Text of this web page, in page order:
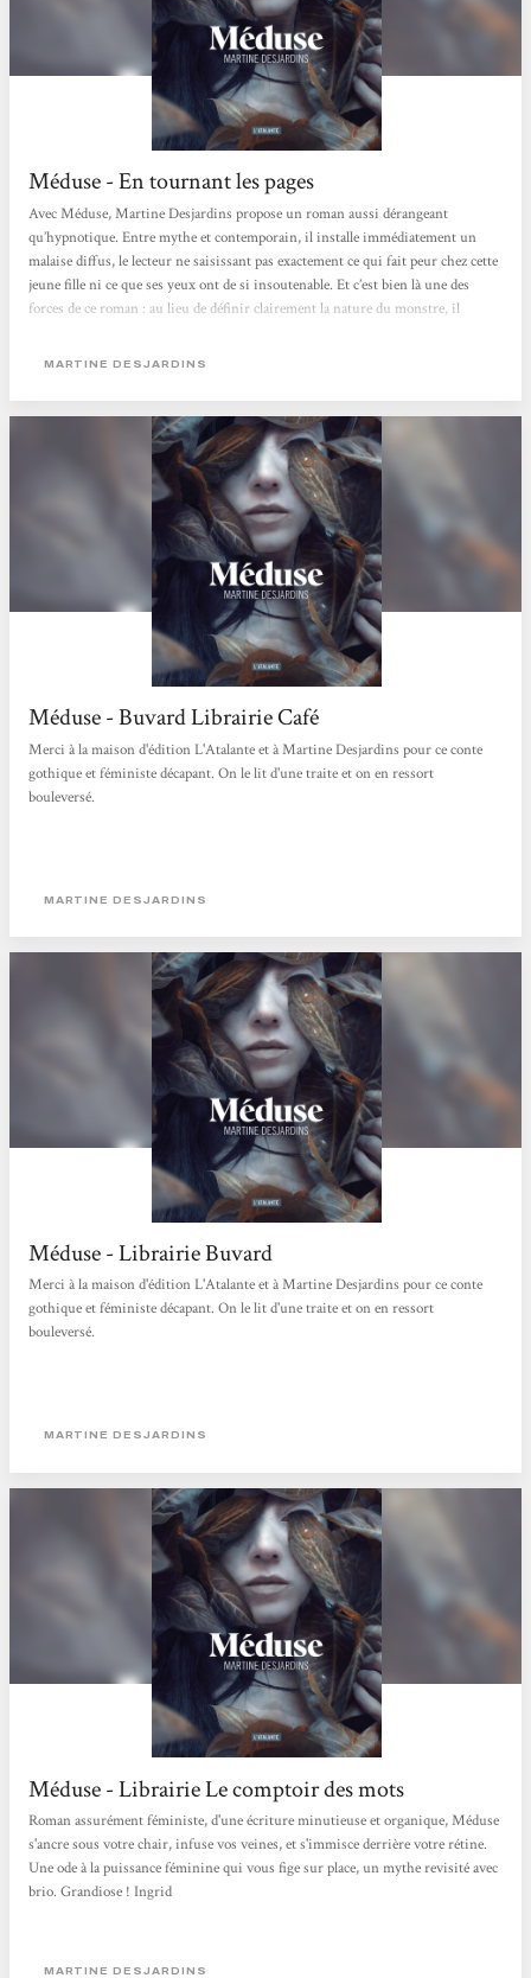
Méduse - En tournant les pages
Avec Méduse, Martine Desjardins propose un roman aussi dérangeant
qu’hypnotique. Entre mythe et contemporain, il installe immédiatement un
malaise diffus, le lecteur ne saisissant pas exactement ce qui fait peur chez cette
jeune fille ni ce que ses yeux ont de si insoutenable. Et c’est bien là une des
forces de ce roman : au lieu de définir clairement la nature du monstre, il
poisseuse, l’écriture nous enferme dans la peau de son personnage et dans la
MARTINE DESJARDINS
Méduse - Buvard Librairie Café
Merci à la maison d'édition L'Atalante et à Martine Desjardins pour ce conte
gothique et féministe décapant. On le lit d'une traite et on en ressort
bouleversé.
MARTINE DESJARDINS
Méduse - Librairie Buvard
Merci à la maison d'édition L'Atalante et à Martine Desjardins pour ce conte
gothique et féministe décapant. On le lit d'une traite et on en ressort
bouleversé.
MARTINE DESJARDINS
Méduse - Librairie Le comptoir des mots
Roman assurément féministe, d'une écriture minutieuse et organique, Méduse
s'ancre sous votre chair, infuse vos veines, et s'immisce derrière votre rétine.
Une ode à la puissance féminine qui vous fige sur place, un mythe revisité avec
brio. Grandiose ! Ingrid
MARTINE DESJARDINS